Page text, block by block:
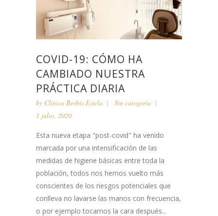
COVID-19: CÓMO HA
CAMBIADO NUESTRA
PRÁCTICA DIARIA
by Clínica Berbís Estela
Sin categoría
1 julio, 2020
Esta nueva etapa "post-covid" ha venido
marcada por una intensificación de las
medidas de higiene básicas entre toda la
población, todos nos hemos vuelto más
conscientes de los riesgos potenciales que
conlleva no lavarse las manos con frecuencia,
o por ejemplo tocarnos la cara después...